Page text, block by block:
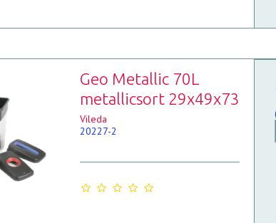
Geo Metallic 70L
metallicsort 29x49x73
Vileda
20227-2